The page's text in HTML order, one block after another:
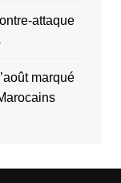
attaque
marqué